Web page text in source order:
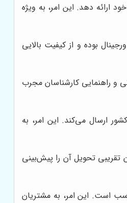
ارائه دهد. این امر، به ویژه
بوده و از کیفیت بالایی
و راهنمایی کارشناسان مجرب
ارسال می‌کند. این امر، به
تحویل آن را پیش‌بینی
است. این امر، به مشتریان